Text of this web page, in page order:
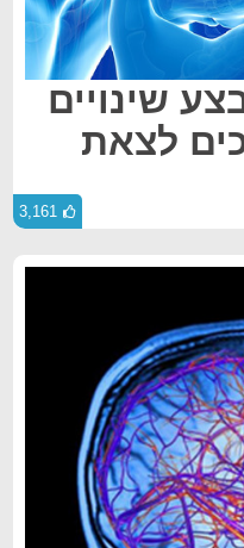
שינויים
לצאת
3,161